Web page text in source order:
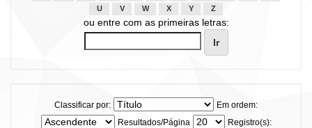
U
V W X Y Z
ou entre com as primeiras letras:
Classificar por:
Em ordem:
Resultados/Página
Registro(s):